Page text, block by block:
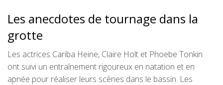
Les anecdotes de tournage dans la
grotte
Les actrices Cariba Heine, Claire Holt et Phoebe Tonkin
ont suivi un entraînement rigoureux en natation et en
apnée pour réaliser leurs scènes dans le bassin. Les